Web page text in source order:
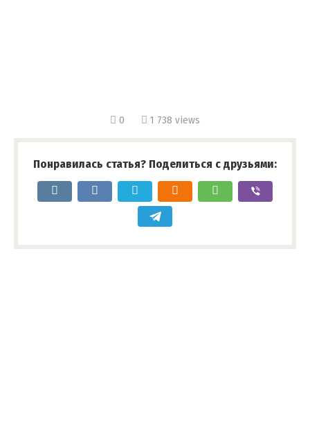
0 1 738 views
Понравилась статья? Поделиться с друзьями: